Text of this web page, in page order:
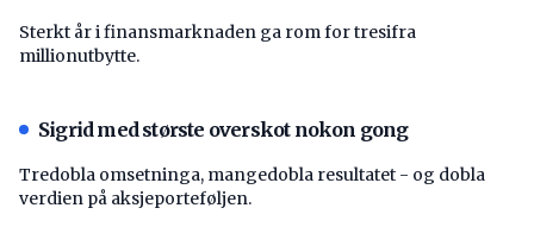
Sterkt år i finansmarknaden ga rom for tresifra
millionutbytte.
Sigrid med største overskot nokon gong
Tredobla omsetninga, mangedobla resultatet - og dobla
verdien på aksjeporteføljen.